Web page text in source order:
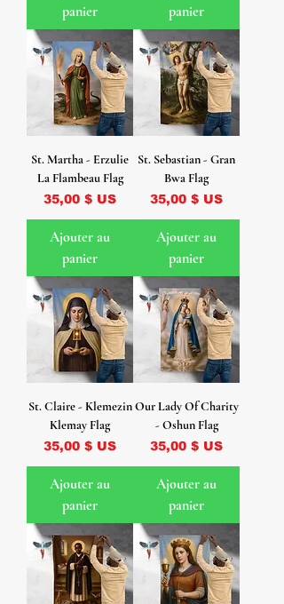
panier
panier
St. Martha - Erzulie
La Flambeau Flag
Prix
35,00 $ US
Ajouter au
panier
St. Sebastian - Gran
Bwa Flag
Prix
35,00 $ US
Ajouter au
panier
St. Claire - Klemezin
Klemay Flag
Prix
35,00 $ US
Ajouter au
panier
Our Lady Of Charity
- Oshun Flag
Prix
35,00 $ US
Ajouter au
panier